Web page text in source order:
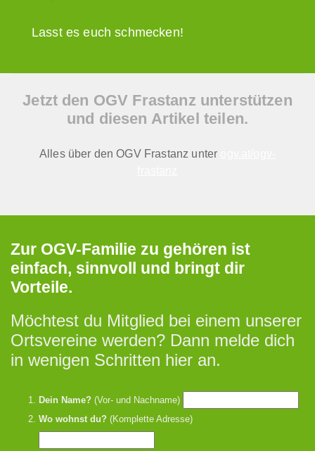
Lasst es euch schmecken!
Jetzt den OGV Frastanz unterstützen
und diesen Artikel teilen.
Alles über den OGV Frastanz unter
Zur OGV-Familie zu gehören ist
einfach, sinnvoll und bringt dir
Vorteile.
Möchtest du Mitglied bei einem unserer
Ortsvereine werden? Dann melde dich
in wenigen Schritten hier an.
Dein Name? (Vor- und Nachname)
Wo wohnst du? (Komplette Adresse)